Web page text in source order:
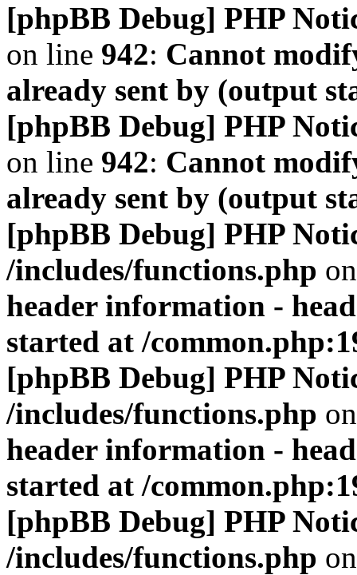
[phpBB Debug] PHP
on line 942: Cannot
already sent by (output
[phpBB Debug] PHP
on line 942: Cannot
already sent by (output
[phpBB Debug] PHP
/includes/functions.php
header information -
started at /
[phpBB Debug] PHP
/includes/functions.php
header information -
started at /
[phpBB Debug] PHP
/includes/functions.php